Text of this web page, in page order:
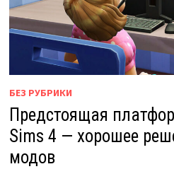
БЕЗ РУБРИКИ
Предстоящая
Sims 4 — хорошее
модов